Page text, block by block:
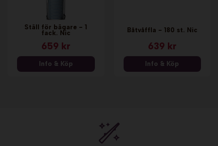
Ställ för bägare - 1
fack. Nic
659 kr
Info & Köp
Båtvåffla - 180 st. Nic
639 kr
Info & Köp